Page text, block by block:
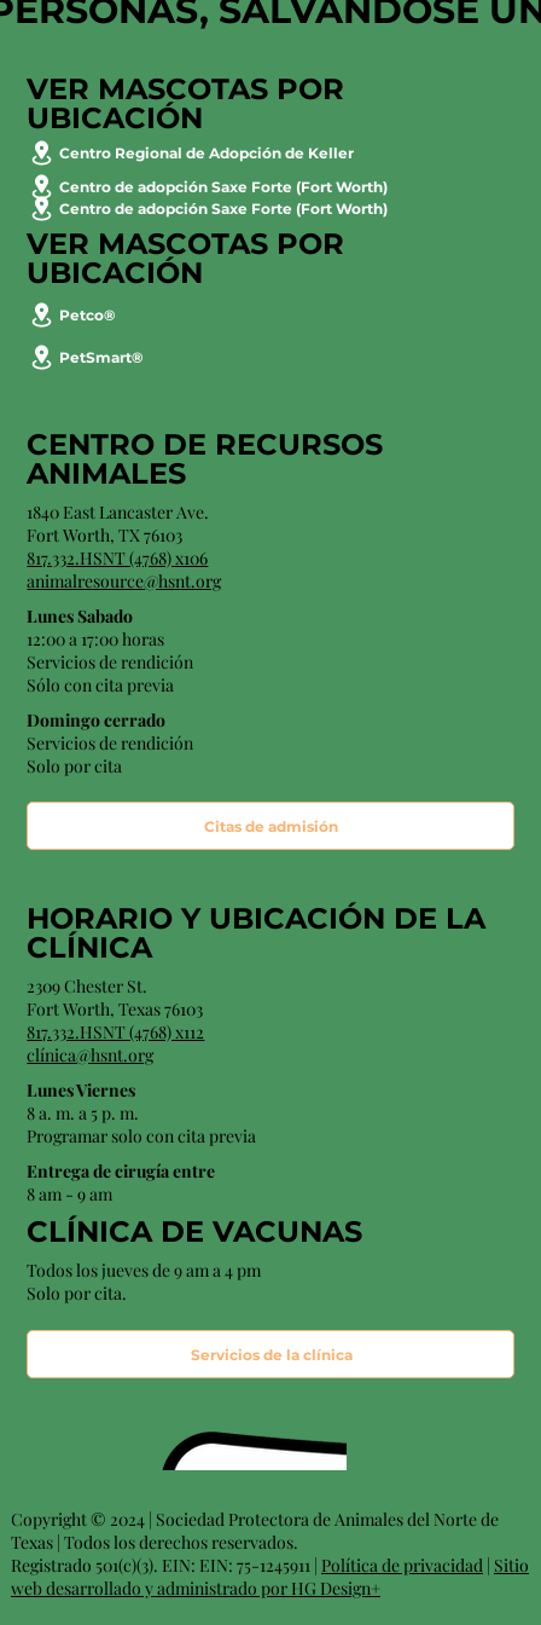
SALVÁNDOSE
VER MASCOTAS POR
UBICACIÓN
Centro Regional de Adopción de Keller
Centro de adopción Saxe Forte (Fort Worth)
Centro de adopción Saxe Forte (Fort Worth)
VER MASCOTAS POR
UBICACIÓN
Petco®
PetSmart®
CENTRO DE RECURSOS
ANIMALES
1840 East Lancaster Ave.
Fort Worth, TX 76103
817.332.HSNT (4768) x106
animalresource@hsnt.org
Lunes Sabado
12:00 a 17:00 horas
Servicios de rendición
Sólo con cita previa
Domingo cerrado
Servicios de rendición
Solo por cita
Citas de admisión
HORARIO Y UBICACIÓN DE LA
CLÍNICA
2309 Chester St.
Fort Worth, Texas 76103
817.332.HSNT (4768) x112
clínica@hsnt.org
Lunes Viernes
8 a. m. a 5 p. m.
Programar solo con cita previa
Entrega de cirugía entre
8 am - 9 am
CLÍNICA DE VACUNAS
Todos los jueves de 9 am a 4 pm
Solo por cita.
Servicios de la clínica
Copyright © 2024 | Sociedad Protectora de Animales del Norte de
Texas | Todos los derechos reservados.
Registrado 501(c)(3). EIN: EIN: 75-1245911 | Política de privacidad| Sitio
web desarrollado y administrado por HG Design+